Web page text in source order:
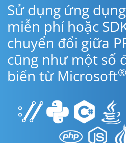
Sử dụng ứng
miễn phí hoặc
chuyển đổi giữa
cũng như một số
biến từ Microsoft®